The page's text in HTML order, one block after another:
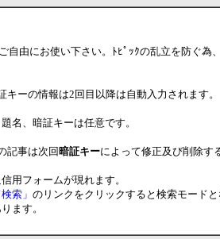
由にお使い下さい。ﾄﾋﾟｯｸの乱立を防ぐ為
ーの情報は2回目以降は自動入力されます
名、暗証キーは任意です。
記事は次回暗証キーによって修正及び削除す
用フォームが現れます。
索」 のリンクをクリックすると検索モードと
ます。